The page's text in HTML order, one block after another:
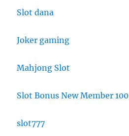
Slot dana
Joker gaming
Mahjong Slot
Slot Bonus New Member 100
slot777